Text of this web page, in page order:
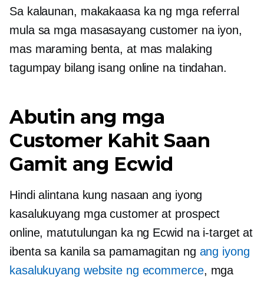
Sa kalaunan, makakaasa ka ng mga referral
mula sa mga masasayang customer na iyon,
mas maraming benta, at mas malaking
tagumpay bilang isang online na tindahan.
Abutin ang mga
Customer Kahit Saan
Gamit ang Ecwid
Hindi alintana kung nasaan ang iyong
kasalukuyang mga customer at prospect
online, matutulungan ka ng Ecwid na i-target at
ibenta sa kanila sa pamamagitan ng ang iyong
kasalukuyang website ng ecommerce, mga